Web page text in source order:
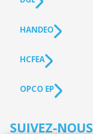
HANDEO
HCFEA
OPCO EP
SUIVEZ-NOUS